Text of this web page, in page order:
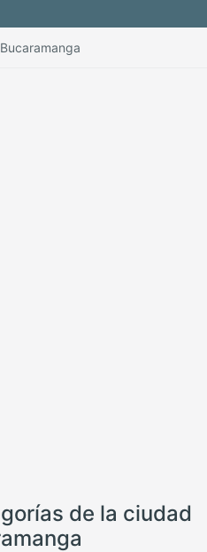
de la ciudad